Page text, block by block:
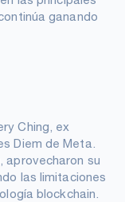
ganando
Ching, ex
Diem de Meta.
aprovecharon su
las limitaciones
blockchain.